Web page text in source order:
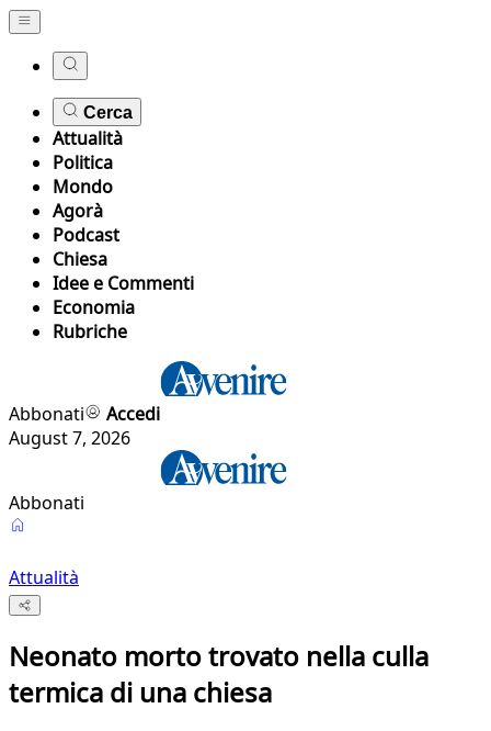
Cerca
Attualità
Politica
Mondo
Agorà
Podcast
Chiesa
Idee e Commenti
Economia
Rubriche
Abbonati
Accedi
August 7, 2026
Abbonati
Attualità
Neonato morto trovato nella culla
termica di una chiesa